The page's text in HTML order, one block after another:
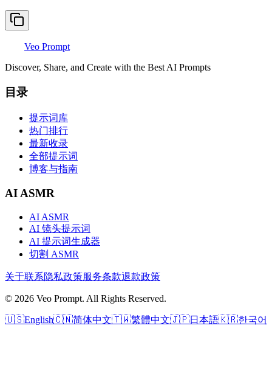
Veo Prompt
Discover, Share, and Create with the Best AI Prompts
目录
提示词库
热门排行
最新收录
全部提示词
博客与指南
AI ASMR
AI ASMR
AI 镜头提示词
AI 提示词生成器
切割 ASMR
关于联系隐私政策服务条款退款政策
© 2026 Veo Prompt. All Rights Reserved.
🇺🇸English🇨🇳简体中文🇹🇼繁體中文🇯🇵日本語🇰🇷한국어